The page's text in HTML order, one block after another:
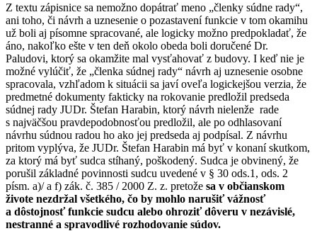
Z textu zápisnice sa nemožno dopátrať meno „členky súdne rady“,
ani toho, či návrh a uznesenie o pozastavení funkcie v tom okamihu
už boli aj písomne spracované, ale logicky možno predpokladať, že
áno, nakoľko ešte v ten deň okolo obeda boli doručené Dr.
Paludovi, ktorý sa okamžite mal vysťahovať z budovy. I keď nie je
možné vylúčiť, že „členka súdnej rady“ návrh aj uznesenie osobne
spracovala, vzhľadom k situácii sa javí oveľa logickejšou verzia, že
predmetné dokumenty fakticky na rokovanie predložil predseda
súdnej rady JUDr. Štefan Harabin, ktorý návrh nielenže rade
s najväčšou pravdepodobnosťou predložil, ale po odhlasovaní
návrhu súdnou radou ho ako jej predseda aj podpísal. Z návrhu
pritom vyplýva, že JUDr. Štefan Harabin má byť v konaní skutkom,
za ktorý má byť sudca stíhaný, poškodený. Sudca je obvinený, že
porušil základné povinnosti sudcu uvedené v § 30 ods.1, ods. 2
písm. a)/ a f) zák. č. 385 / 2000 Z. z. pretože sa v občianskom
živote nezdržal všetkého, čo by mohlo narušiť vážnosť
a dôstojnosť funkcie sudcu alebo ohroziť dôveru v nezávislé,
nestranné a spravodlivé rozhodovanie súdov.